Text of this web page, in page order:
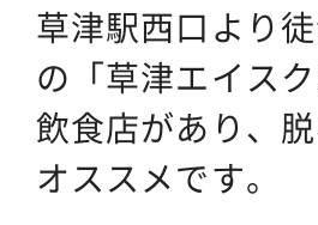
草津駅西口より
の「草津エイス
飲食店があり、
オススメです。